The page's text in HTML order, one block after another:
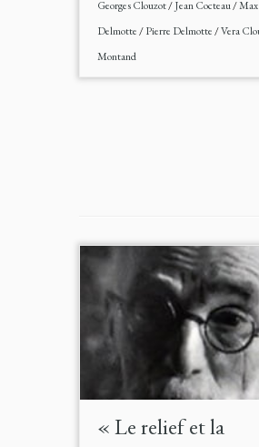
Georges Clouzot/Jean Cocteau/
Delmotte/Pierre Delmotte/Vera
Montand
« Le relief et la